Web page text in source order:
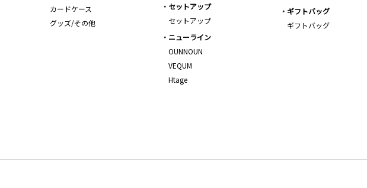
カードケース
グッズ/その他
セットアップ
セットアップ
ギフトバッグ
ギフトバッグ
ニューライン
OUNNOUN
VEQUM
Htage